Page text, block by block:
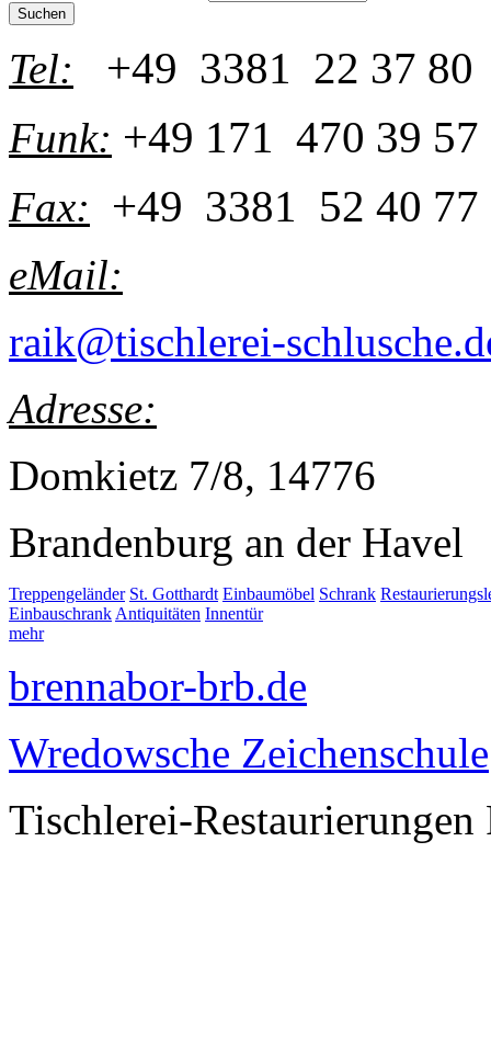
Tel: +49 3381 22 37 80
Funk: +49 171 470 39 57
Fax: +49 3381 52 40 77
eMail:
raik@tischlerei-
Adresse:
Domkietz 7/8, 14776
Brandenburg an der Havel
Treppengeländer St. Gotthardt Einbaumöbel Schrank
Einbauschrank Antiquitäten Innentür
mehr
brennabor-brb.de
Wredowsche Zeichenschule
Tischlerei-